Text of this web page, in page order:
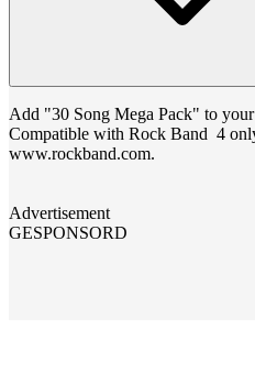
Add "30 Song Mega Pack" to
Compatible with Rock Band 4
www.rockband.com.
Advertisement
GESPONSORD